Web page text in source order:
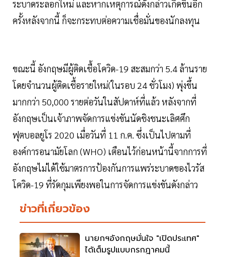
ระบาดระลอกใหม่ และหากเหตุการณ์ดังกล่าวเกิดขึ้นอีก
ครั้งหลังจากนี้ ก็จะกระทบต่อความเชื่อมั่นของนักลงทุน
ขณะนี้ อังกฤษมีผู้ติดเชื้อโควิด-19 สะสมกว่า 5.4 ล้านราย
โดยจำนวนผู้ติดเชื้อรายใหม่(ในรอบ 24 ชั่วโมง) พุ่งขึ้น
มากกว่า 50,000 รายต่อวันในสัปดาห์ที่แล้ว หลังจากที่
อังกฤษเป็นเจ้าภาพจัดการแข่งขันนัดชิงชนะเลิศศึก
ฟุตบอลยูโร 2020 เมื่อวันที่ 11 ก.ค. ซึ่งเป็นไปตามที่
องค์การอนามัยโลก (WHO) เตือนไว้ก่อนหน้านี้จากการที่
อังกฤษไม่ได้ใช้มาตรการป้องกันการแพร่ระบาดของไวรัส
โควิด-19 ที่รัดกุมเพียงพอในการจัดการแข่งขันดังกล่าว
ข่าวที่เกี่ยวข้อง
นายกฯอังกฤษมั่นใจ "เปิดประเทศ"
ได้เต็มรูปแบบกรกฎาคมนี้